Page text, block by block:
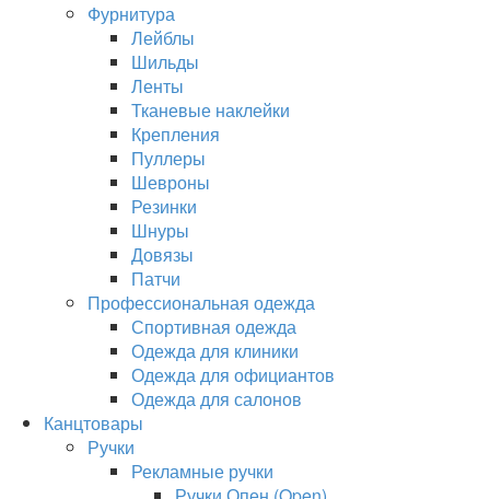
Фурнитура
Лейблы
Шильды
Ленты
Тканевые наклейки
Крепления
Пуллеры
Шевроны
Резинки
Шнуры
Довязы
Патчи
Профессиональная одежда
Спортивная одежда
Одежда для клиники
Одежда для официантов
Одежда для салонов
Канцтовары
Ручки
Рекламные ручки